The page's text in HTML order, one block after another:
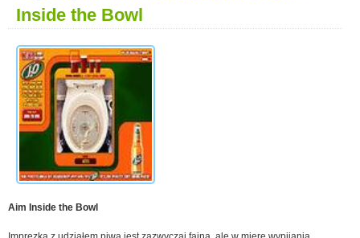
Inside the Bowl
Aim Inside the Bowl